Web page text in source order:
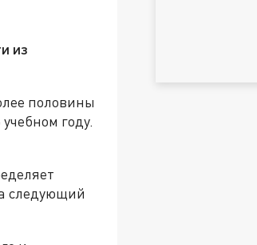
из
половины
году.
следующий